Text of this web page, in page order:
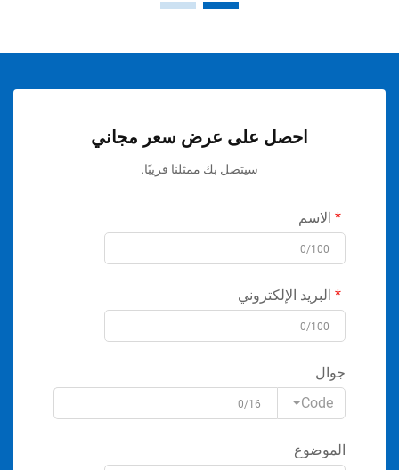
احصل على عرض سعر مجاني
سيتصل بك ممثلنا قريبًا.
الاسم
0/100
البريد الإلكتروني
0/100
جوال
Code
0/16
الموضوع